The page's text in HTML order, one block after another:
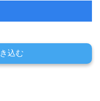
込む